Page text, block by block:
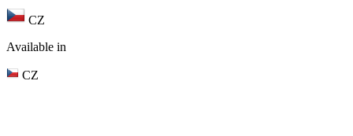
CZ
Available in
CZ